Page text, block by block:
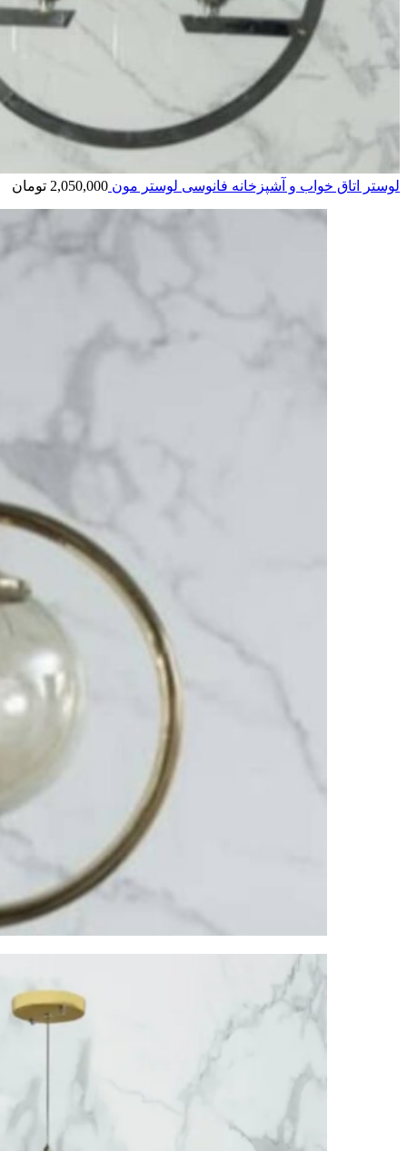
لوستر اتاق خواب و آشپزخانه فانوسی لوستر مون 2,050,000 تومان